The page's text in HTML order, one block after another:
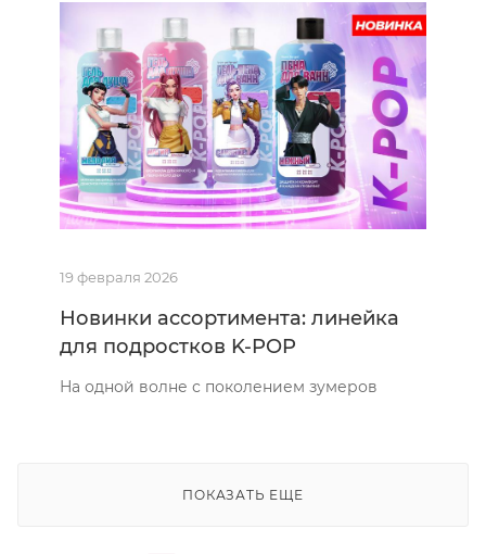
19 февраля 2026
Новинки ассортимента: линейка
для подростков K-POP
На одной волне с поколением зумеров
ПОКАЗАТЬ ЕЩЕ